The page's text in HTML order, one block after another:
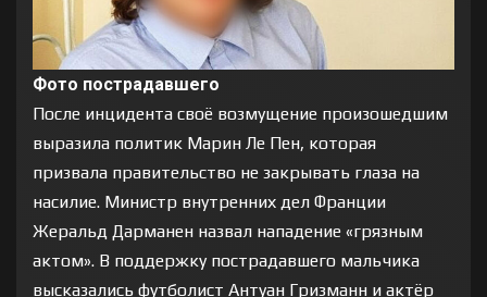
Фото пострадавшего
После инцидента своё возмущение произошедшим
выразила политик Марин Ле Пен, которая
призвала правительство не закрывать глаза на
насилие. Министр внутренних дел Франции
Жеральд Дарманен назвал нападение «грязным
актом». В поддержку пострадавшего мальчика
высказались футболист Антуан Гризманн и актёр